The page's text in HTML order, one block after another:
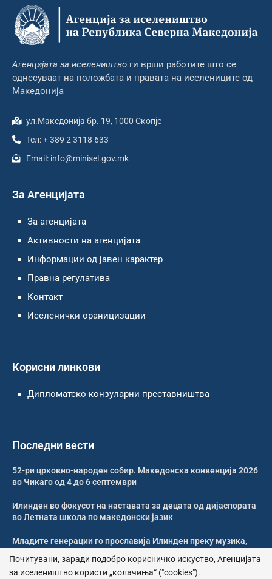
Агенцијата за иселеништво ги врши работите што се
однесуваат на положбата и правата на иселениците од
Македонија
ул.Македонија бр. 19, 1000 Скопје
Тел: + 389 2 3118 633
Email: info@minisel.gov.mk
За Агенцијата
За агенцијата
Активности на агенцијата
Информации од јавен карактер
Правна регулатива
Контакт
Иселенички ораницизации
Корисни линкови
Дипломатско конзуларни преставништва
Последни вести
52-ри црковно-народен собир. Македонска конвенција 2026
во Чикаго од 4 до 6 септември
Илинден во фокусот на наставата за децата од дијаспората
во Летната школа по македонски јазик
Младите генерации го прославија Илинден преку музика,
Свечено и молитвено одбележан Илинден во Џилонг
Почитувани, заради подобро корисничко искуство, Агенцијата
за иселеништво користи „колачиња“ ("cookies").